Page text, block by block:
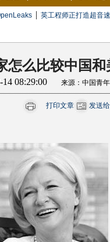
| 英工程师正打造超音
怎么比较中国和
14 08:29:00 来源：中国青
打印文章 发送